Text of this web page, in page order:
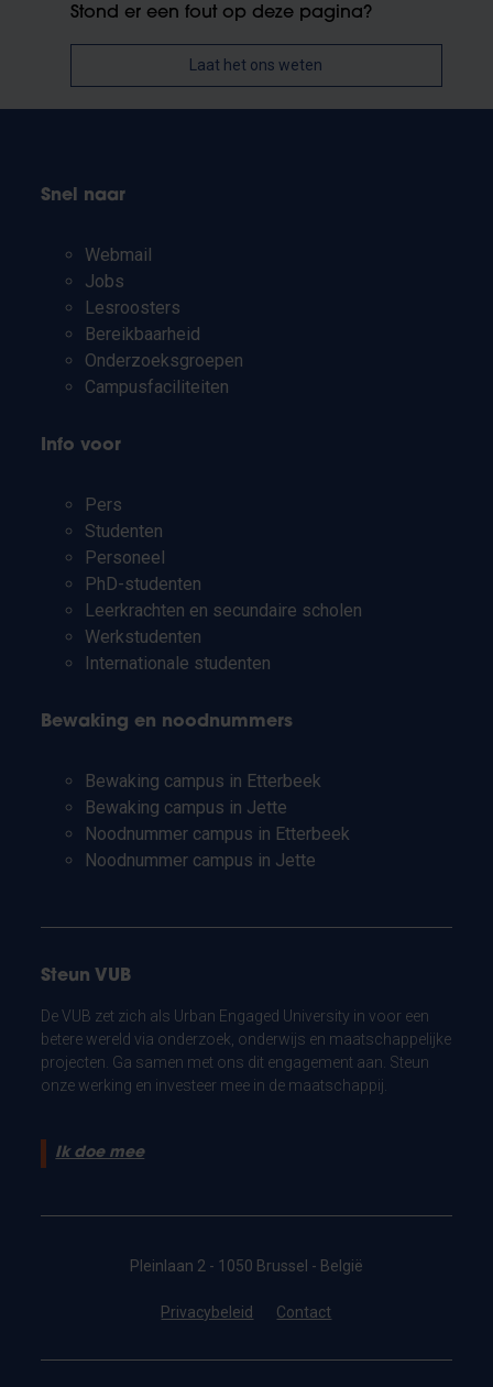
Stond er een fout op deze pagina?
Laat het ons weten
Snel naar
Webmail
Jobs
Lesroosters
Bereikbaarheid
Onderzoeksgroepen
Campusfaciliteiten
Info voor
Pers
Studenten
Personeel
PhD-studenten
Leerkrachten en secundaire scholen
Werkstudenten
Internationale studenten
Bewaking en noodnummers
Bewaking campus in Etterbeek
Bewaking campus in Jette
Noodnummer campus in Etterbeek
Noodnummer campus in Jette
Steun VUB
De VUB zet zich als Urban Engaged University in voor een
betere wereld via onderzoek, onderwijs en maatschappelijke
projecten. Ga samen met ons dit engagement aan. Steun
onze werking en investeer mee in de maatschappij.
Ik doe mee
Pleinlaan 2 - 1050 Brussel - België
Privacybeleid Contact